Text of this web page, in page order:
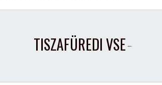
TISZAFÜREDI VSE